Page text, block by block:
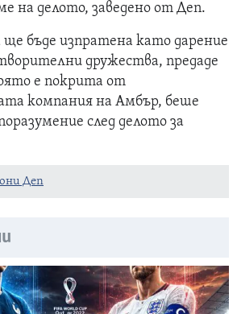
на делото, заведено от Деп.
бъде изпратена като дарение
дружества, предаде
е покрита от
компания на Амбър, беше
след делото за
Деп